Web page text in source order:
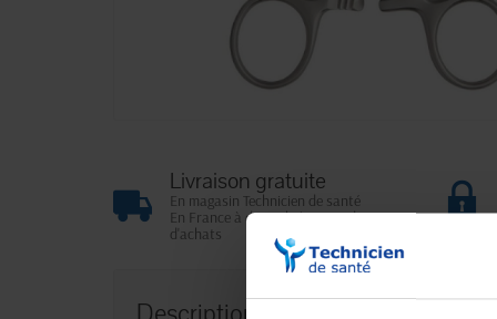
Livraison gratuite
En magasin Technicien de santé
En France à domicile à partir de 99€
d'achats